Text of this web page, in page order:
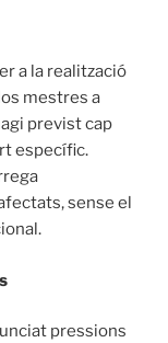
a la realització
mestres a
previst cap
específic.
sense el
pressions